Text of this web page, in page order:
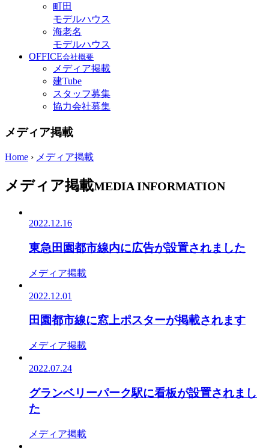
町田
モデルハウス
海老名
モデルハウス
OFFICE会社概要
メディア掲載
建Tube
スタッフ募集
協力会社募集
メディア掲載
Home › メディア掲載
メディア掲載MEDIA INFORMATION
2022.12.16
東急田園都市線内に広告が設置されました
メディア掲載
2022.12.01
田園都市線に窓上ポスターが掲載されます
メディア掲載
2022.07.24
グランベリーパーク駅に看板が設置されまし
た
メディア掲載